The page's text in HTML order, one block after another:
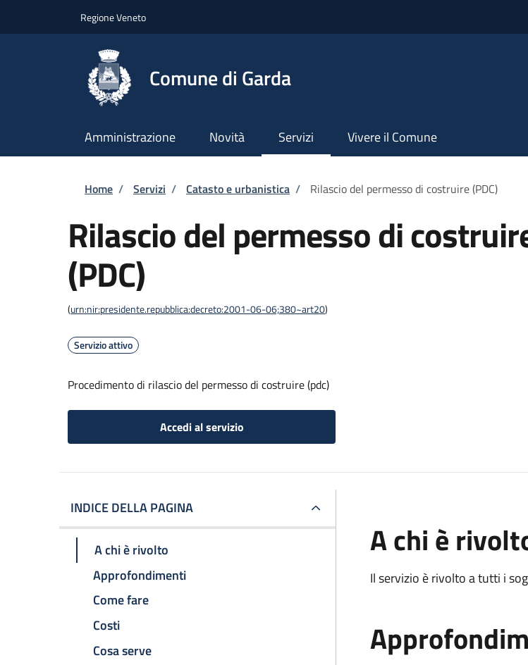
Regione Veneto
Comune di Garda
Amministrazione Novità Servizi Vivere il Comune
Briciole di pane
Home / Servizi / Catasto e urbanistica / Rilascio del permesso di costruire (PDC)
Rilascio del permesso di
(PDC)
(urn:nir:presidente.repubblica:decreto:2001-06-06;380~art20)
Servizio attivo
Procedimento di rilascio del permesso di costruire (pdc)
Accedi al servizio
INDICE DELLA PAGINA
A chi è rivolto
Approfondimenti
Come fare
Costi
Cosa serve
A chi è
Il servizio è rivolto a tutti i